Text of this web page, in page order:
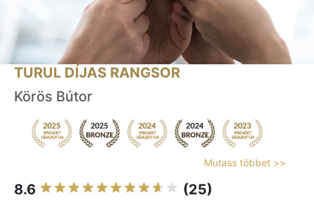
TURUL DÍJAS RANGSOR
Körös Bútor
Mutass többet >>
8.6 (25)